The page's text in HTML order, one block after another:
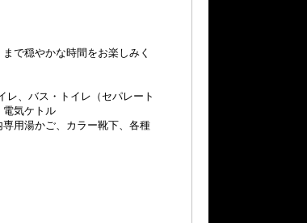
で穏やかな時間をお楽しみく
レ、バス・トイレ（セパレート
気ケトル
用湯かご、カラー靴下、各種